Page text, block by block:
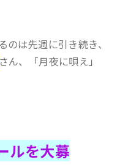
は先週に引き続き、
さん、「月夜に唄え」
ルを大募